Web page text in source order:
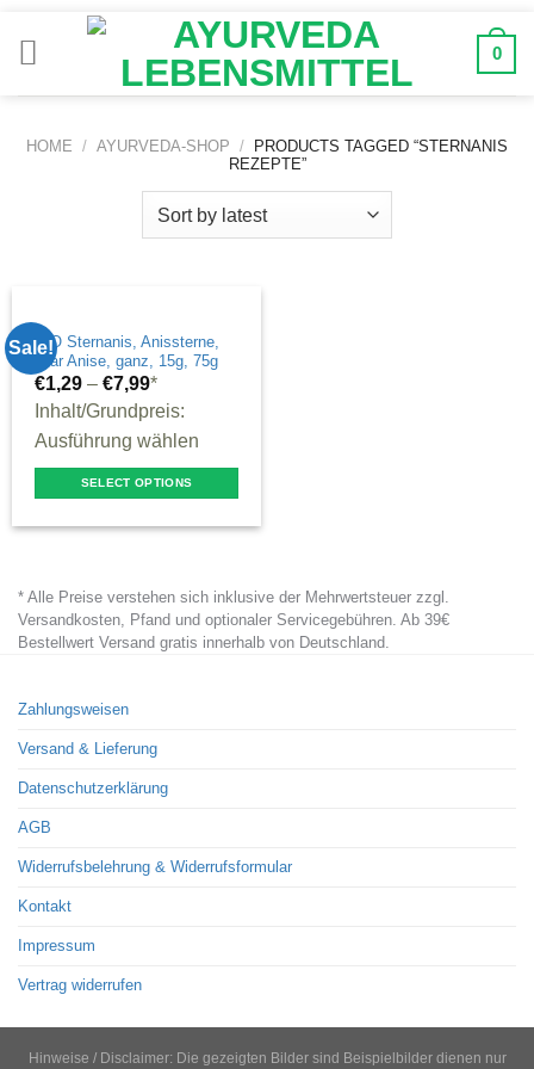
Inhalt
0
HOME / AYURVEDA-SHOP /
PRODUCTS TAGGED “STERNANIS
REZEPTE”
Sale!BIO Sternanis, Anissterne,
Star Anise, ganz, 15g, 75g
€1,29 –€7,99*
Inhalt/Grundpreis:
Ausführung wählen
SELECT OPTIONS
multiple
variants.
may
be
chosen
product
page
* Alle Preise verstehen sich inklusive der Mehrwertsteuer zzgl.
Versandkosten, Pfand und optionaler Servicegebühren. Ab 39€
Bestellwert Versand gratis innerhalb von Deutschland.
Zahlungsweisen
Versand & Lieferung
Datenschutzerklärung
AGB
Widerrufsbelehrung & Widerrufsformular
Kontakt
Impressum
Vertrag widerrufen
Hinweise / Disclaimer: Die gezeigten Bilder sind Beispielbilder dienen nur